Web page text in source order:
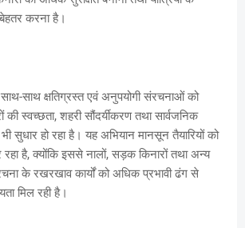
करना है।
साथ-साथ क्षतिग्रस्त एवं अनुपयोगी संरचनाओं को
स्वच्छता, शहरी सौंदर्यीकरण तथा सार्वजनिक
सुधार हो रहा है। यह अभियान मानसून तैयारियों को
है, क्योंकि इससे नालों, सड़क किनारों तथा अन्य
के रखरखाव कार्यों को अधिक प्रभावी ढंग से
मिल रही है।